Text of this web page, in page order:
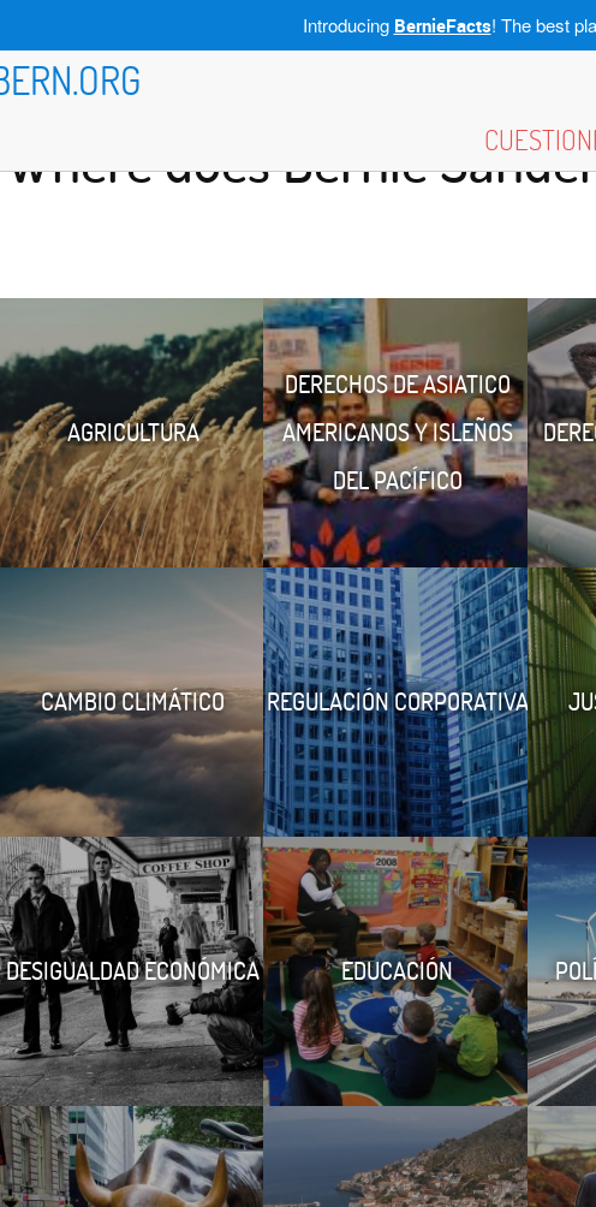
Introducing BernieFacts! The best
Where does Bernie
AGRICULTURA
DERECHOS DE ASIATICO
AMERICANOS Y ISLEÑOS
DEL PACÍFICO
CAMBIO CLIMÁTICO REGULACIÓN CORPORATIVA
DESIGUALDAD ECONÓMICA EDUCACIÓN